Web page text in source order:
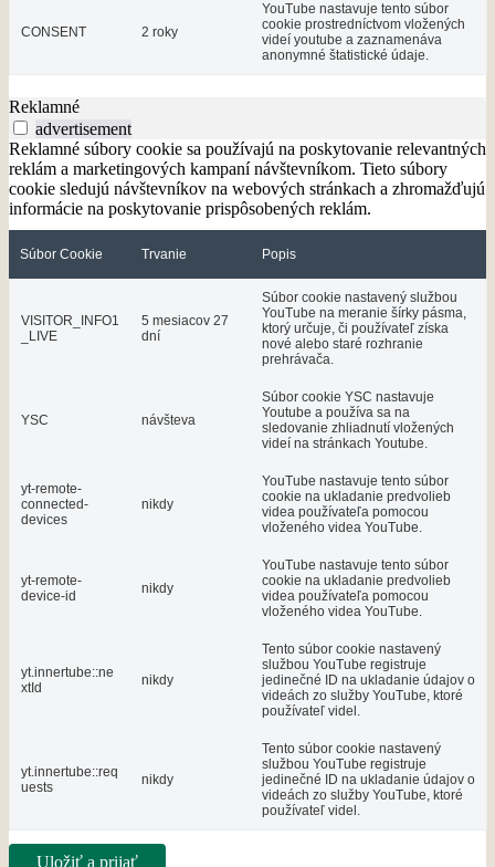
CONSENT 2 roky
YouTube nastavuje tento súbor
cookie prostredníctvom vložených
videí youtube a zaznamenáva
anonymné štatistické údaje.
Reklamné
advertisement
Reklamné súbory cookie sa používajú na poskytovanie relevantných
reklám a marketingových kampaní návštevníkom. Tieto súbory
cookie sledujú návštevníkov na webových stránkach a zhromažďujú
informácie na poskytovanie prispôsobených reklám.
Súbor Cookie Trvanie Popis
VISITOR_INFO1
_LIVE
5 mesiacov 27
dní
Súbor cookie nastavený službou
YouTube na meranie šírky pásma,
ktorý určuje, či používateľ získa
nové alebo staré rozhranie
prehrávača.
YSC návšteva
Súbor cookie YSC nastavuje
Youtube a používa sa na
sledovanie zhliadnutí vložených
videí na stránkach Youtube.
yt-remote-
connected-
devices
nikdy
YouTube nastavuje tento súbor
cookie na ukladanie predvolieb
videa používateľa pomocou
vloženého videa YouTube.
yt-remote-
device-id
nikdy
YouTube nastavuje tento súbor
cookie na ukladanie predvolieb
videa používateľa pomocou
vloženého videa YouTube.
yt.innertube::ne
xtId
nikdy
Tento súbor cookie nastavený
službou YouTube registruje
jedinečné ID na ukladanie údajov o
videách zo služby YouTube, ktoré
používateľ videl.
yt.innertube::req
uests
nikdy
Tento súbor cookie nastavený
službou YouTube registruje
jedinečné ID na ukladanie údajov o
videách zo služby YouTube, ktoré
používateľ videl.
Uložiť a prijať